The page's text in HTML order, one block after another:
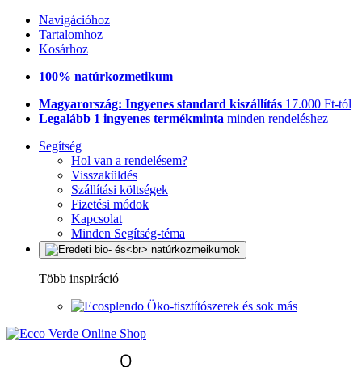
Navigációhoz
Tartalomhoz
Kosárhoz
100% natúrkozmetikum
Magyarország: Ingyenes standard kiszállítás 17.000 Ft-tól
Legalább 1 ingyenes termékminta minden rendeléshez
Segítség
Hol van a rendelésem?
Visszaküldés
Szállítási költségek
Fizetési módok
Kapcsolat
Minden Segítség-téma
Több inspiráció
Öko-tisztítószerek és sok más